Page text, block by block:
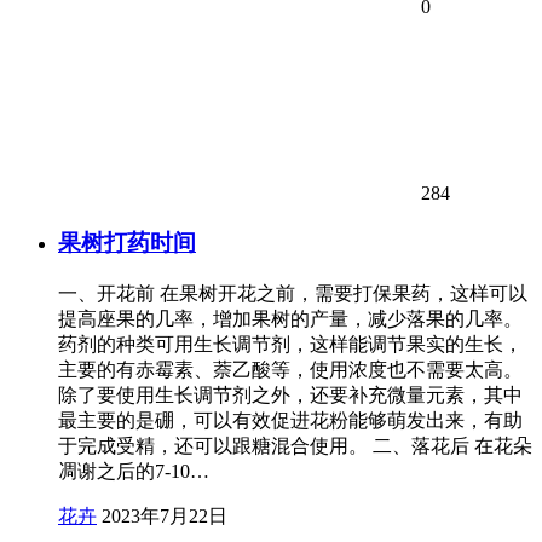
0
284
果树打药时间
一、开花前 在果树开花之前，需要打保果药，这样可以
提高座果的几率，增加果树的产量，减少落果的几率。
药剂的种类可用生长调节剂，这样能调节果实的生长，
主要的有赤霉素、萘乙酸等，使用浓度也不需要太高。
除了要使用生长调节剂之外，还要补充微量元素，其中
最主要的是硼，可以有效促进花粉能够萌发出来，有助
于完成受精，还可以跟糖混合使用。 二、落花后 在花朵
凋谢之后的7-10…
花卉 2023年7月22日